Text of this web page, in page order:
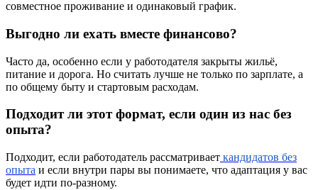
совместное проживание и одинаковый график.
Выгодно ли ехать вместе финансово?
Часто да, особенно если у работодателя закрыты жильё,
питание и дорога. Но считать лучше не только по зарплате, а
по общему быту и стартовым расходам.
Подходит ли этот формат, если один из нас без
опыта?
Подходит, если работодатель рассматривает кандидатов без
опыта и если внутри пары вы понимаете, что адаптация у вас
будет идти по-разному.